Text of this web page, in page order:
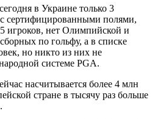
в Украине только 3
сертифицированными полями,
игроков, нет Олимпийской и
по гольфу, а в списке
но никто из них не
системе PGA.
насчитывается более 4 млн
стране в тысячу раз больше